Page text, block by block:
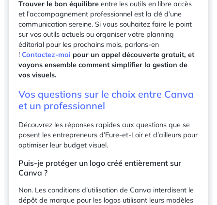
Trouver le bon équilibre entre les outils en libre accès
et l’accompagnement professionnel est la clé d’une
communication sereine. Si vous souhaitez faire le point
sur vos outils actuels ou organiser votre planning
éditorial pour les prochains mois, parlons-en
! Contactez-moi pour un appel découverte gratuit, et
voyons ensemble comment simplifier la gestion de
vos visuels.
Vos questions sur le choix entre Canva
et un professionnel
Découvrez les réponses rapides aux questions que se
posent les entrepreneurs d’Eure-et-Loir et d’ailleurs pour
optimiser leur budget visuel.
Puis-je protéger un logo créé entièrement sur
Canva ?
Non. Les conditions d’utilisation de Canva interdisent le
dépôt de marque pour les logos utilisant leurs modèles